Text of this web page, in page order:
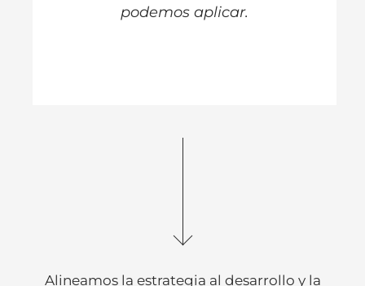
podemos aplicar.
Alineamos la estrategia al desarrollo y la